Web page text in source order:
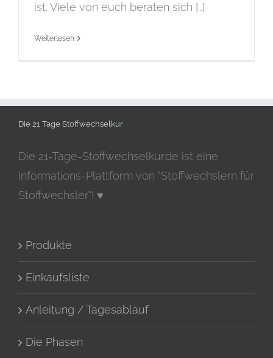
ist. Viele von euch beraten sich […]
Weiterlesen
Die 21 Tage Stoffwechselkur
Die 21-Tage-Stoffwechselkur.de ist eine
Informations-Plattform von "Stoffwechslern für
Stoffwechsler"! ♥
Produkte
Einkaufsliste
Anleitung / Tagesablauf
Die Phasen